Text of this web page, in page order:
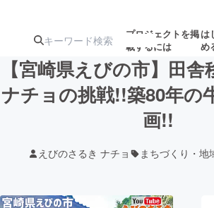
プロジェクトを掲
載するには
は
め
注目の新着プロ募集終了
【宮崎県えびの市】田舎
ナチョの挑戦!!築80年の
画!!
えびのさるき ナチョ まちづくり・地